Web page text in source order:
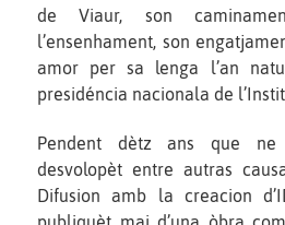
de Viaur, son
l’ensenhament, son
amor per sa lenga l’an
presidéncia nacionala de
Pendent dètz ans que ne
desvolopèt entre autras
Difusion amb la creacion